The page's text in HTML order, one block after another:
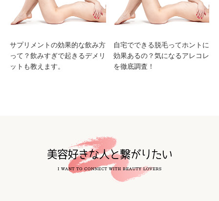
サプリメントの効果的な飲み方
って？飲みすぎで起きるデメリ
ットも教えます。
自宅でできる脱毛ってホントに
効果あるの？気になるアレコレ
を徹底調査！